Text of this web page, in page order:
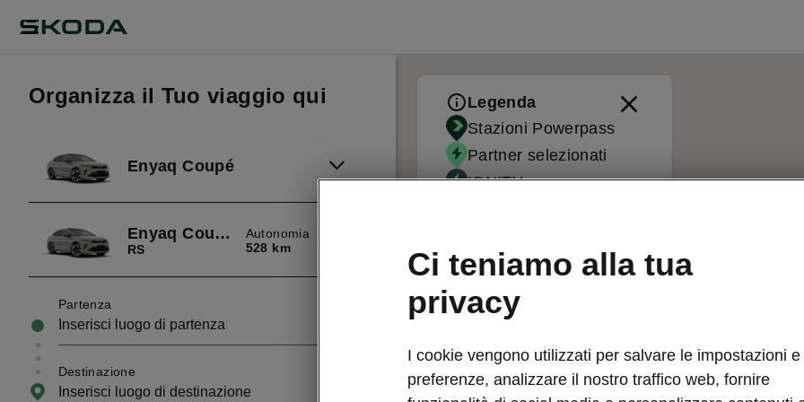
Legenda
Stazioni Powerpass
Partner selezionati
IONITY
Organizza il Tuo viaggio qui
Enyaq Coupé
Enyaq Coupé RS
RS
Autonomia
528 km
Partenza
Destinazione
Ci teniamo alla tua
privacy
I cookie vengono utilizzati per salvare le impostazioni e
preferenze, analizzare il nostro traffico web, fornire